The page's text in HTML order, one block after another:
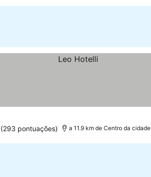
(293 pontuações) a 11.9 km de Centro da cidade